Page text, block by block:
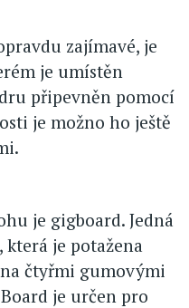
zajímavé, je
je umístěn
připevněn pomocí
je možno ho ještě
je gigboard. Jedná
je potažena
čtyřmi gumovými
je určen pro